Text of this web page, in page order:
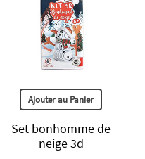
Ajouter au Panier
Set bonhomme de
neige 3d